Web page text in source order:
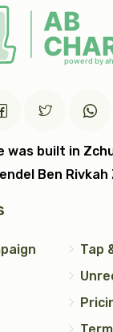
was built in
Ben
Tap